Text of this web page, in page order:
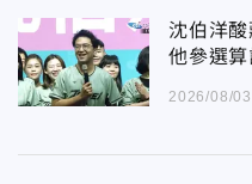
沈伯洋
他參選
2026/08/